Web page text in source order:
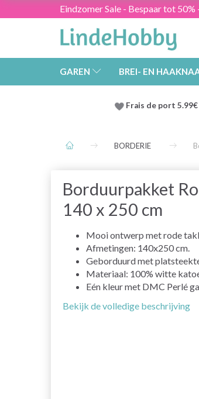
Eindzomer Sale - Bespaar tot
GAREN BREI- EN
Frais de port 5.99€
BORDERIE
Borduurpakket
140 x 250 cm
Mooi ontwerp met rode
Afmetingen: 140x250 cm.
Geborduurd met
Materiaal: 100% witte
Eén kleur met DMC Perlé
Bekijk de volledige beschrijving